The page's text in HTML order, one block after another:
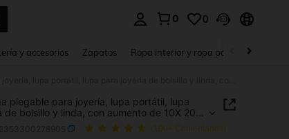
0 0
y accesorios Zapatos Ropa interior y ropa para dormir
plegable para joyería, lupa portátil, lupa
de bolsillo y linda, con aumento de 10X 20X
útiles escolares y de oficina
(100+ Comentarios)